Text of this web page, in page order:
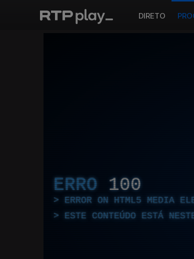
DIRETO
ERRO 100
ERROR ON HTML5 MEDIA
ESTE CONTEÚDO ESTÁ